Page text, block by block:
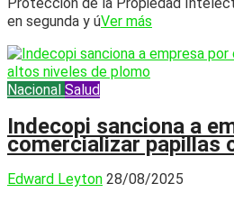
en segunda y úVer más
Nacional Salud
Indecopi sanciona a
comercializar papillas
Edward Leyton 28/08/2025